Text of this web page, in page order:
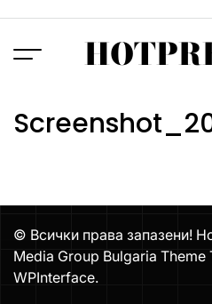
content
Menu
© Всички права запазени!
Media Group Bulgaria
WPInterface.